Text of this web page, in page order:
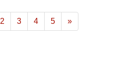
2 3 4 5
»
Næste